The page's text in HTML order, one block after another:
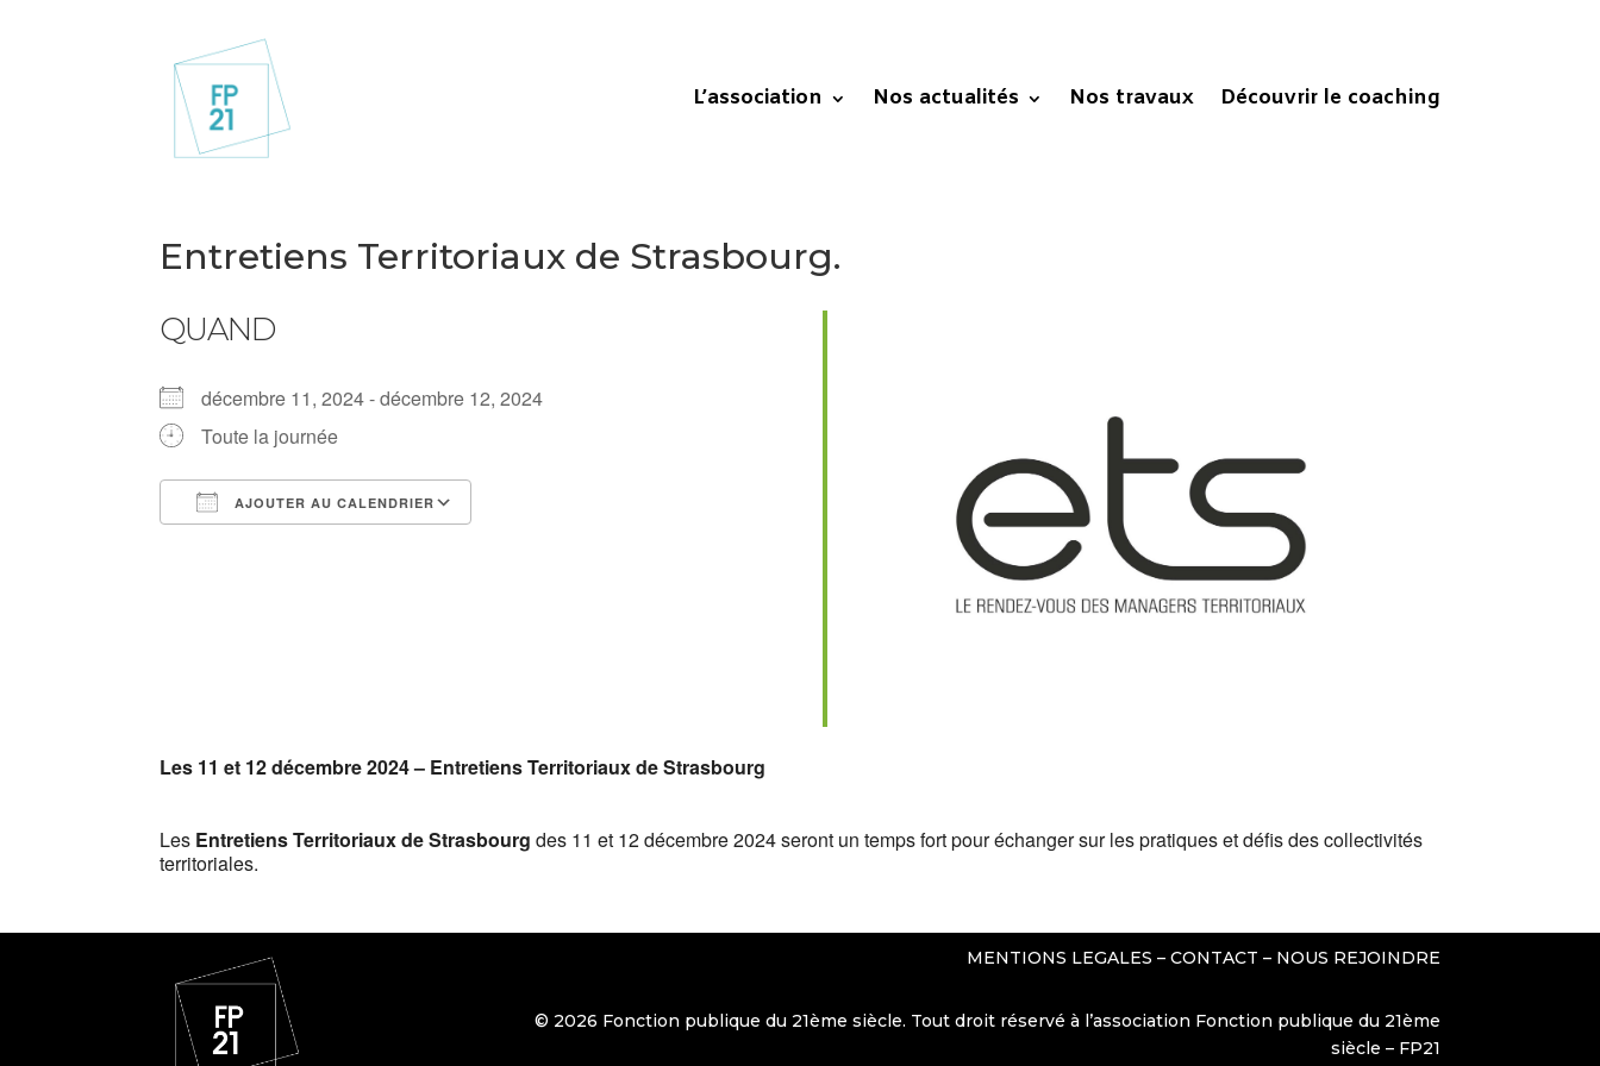
L’association Nos actualités Nos travaux Découvrir le coaching
Entretiens Territoriaux de Strasbourg.
QUAND
décembre 11, 2024 - décembre 12, 2024
Toute la journée
AJOUTER AU CALENDRIER
Office 365
Les 11 et 12 décembre 2024 – Entretiens Territoriaux de Strasbourg
Les Entretiens Territoriaux de Strasbourg des 11 et 12 décembre 2024 seront un temps fort pour échanger sur les pratiques et défis des collectivités
territoriales.
MENTIONS LEGALES – CONTACT – NOUS REJOINDRE
© 2026 Fonction publique du 21ème siècle. Tout droit réservé à l’association Fonction publique du 21ème
siècle – FP21